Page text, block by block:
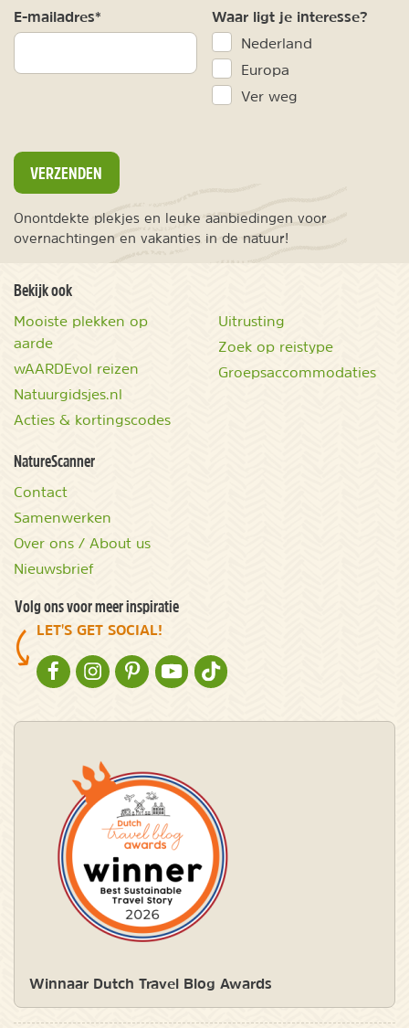
E-mailadres* Waar ligt je interesse?
Nederland
Europa
Ver weg
VERZENDEN
Onontdekte plekjes en leuke aanbiedingen voor
overnachtingen en vakanties in de natuur!
Bekijk ook
Mooiste plekken op
aarde
wAARDEvol reizen
Natuurgidsjes.nl
Acties & kortingscodes
Uitrusting
Zoek op reistype
Groepsaccommodaties
NatureScanner
Contact
Samenwerken
Over ons / About us
Nieuwsbrief
Volg ons voor meer inspiratie
LET'S GET SOCIAL!
NATURESCANNER OP FACEBOOK
NATURESCANNER OP INSTAGRAM
NATURESCANNER OP PINTEREST
NATURESCANNER OP YOUTUBE
NATURESCANNER OP TIKTOK
Winnaar Dutch Travel Blog Awards